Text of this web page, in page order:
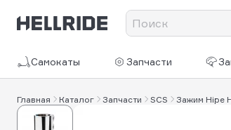
Самокаты Запчасти
Главная Каталог Запчасти SCS Зажим Hipe